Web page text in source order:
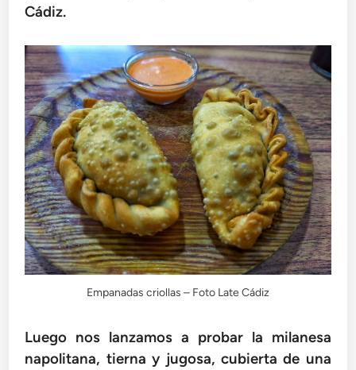
Cádiz.
Empanadas criollas – Foto Late Cádiz
Luego nos lanzamos a probar la milanesa
napolitana, tierna y jugosa, cubierta de una